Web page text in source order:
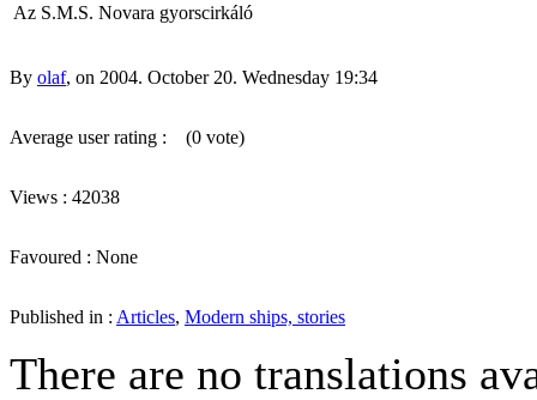
Az S.M.S. Novara gyorscirkáló
By olaf, on 2004. October 20. Wednesday 19:34
Average user rating : (0 vote)
Views : 42038
Favoured : None
Published in : Articles, Modern ships, stories
There are no translations